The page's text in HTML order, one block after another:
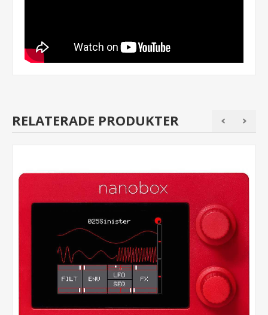
RELATERADE PRODUKTER